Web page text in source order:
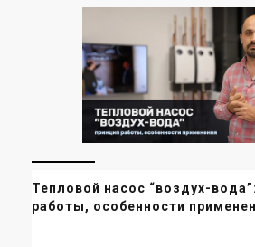
Тепловой насос “воздух-
работы, особенности